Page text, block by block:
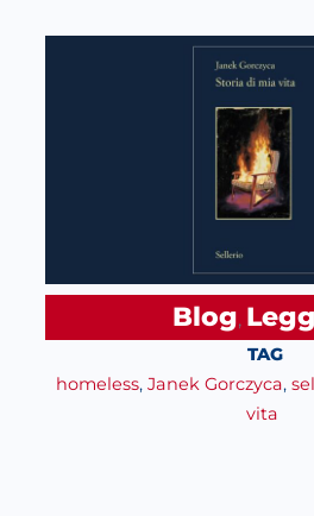
Blog,
TAG
homeless, Janek Gorczyca,
vita